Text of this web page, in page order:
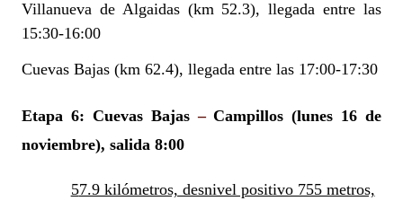
Villanueva de Algaidas (km 52.3), llegada entre las
15:30-16:00
Cuevas Bajas (km 62.4), llegada entre las 17:00-17:30
Etapa 6: Cuevas Bajas–Campillos (lunes 16 de
noviembre), salida 8:00
57.9 kilómetros, desnivel positivo 755 metros,